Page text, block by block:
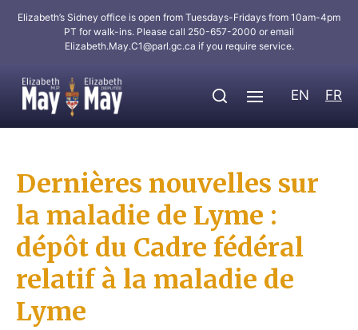
Elizabeth’s Sidney office is open from Tuesdays-Fridays from 10am-4pm
PT for walk-ins. Please call 250-657-2000 or email
Elizabeth.May.C1@parl.gc.ca if you require service.
EN FR
Dernières nouvelles sur
la maladie de Lyme :
dépôt du Cadre fédéral
relatif à la maladie de
Lyme